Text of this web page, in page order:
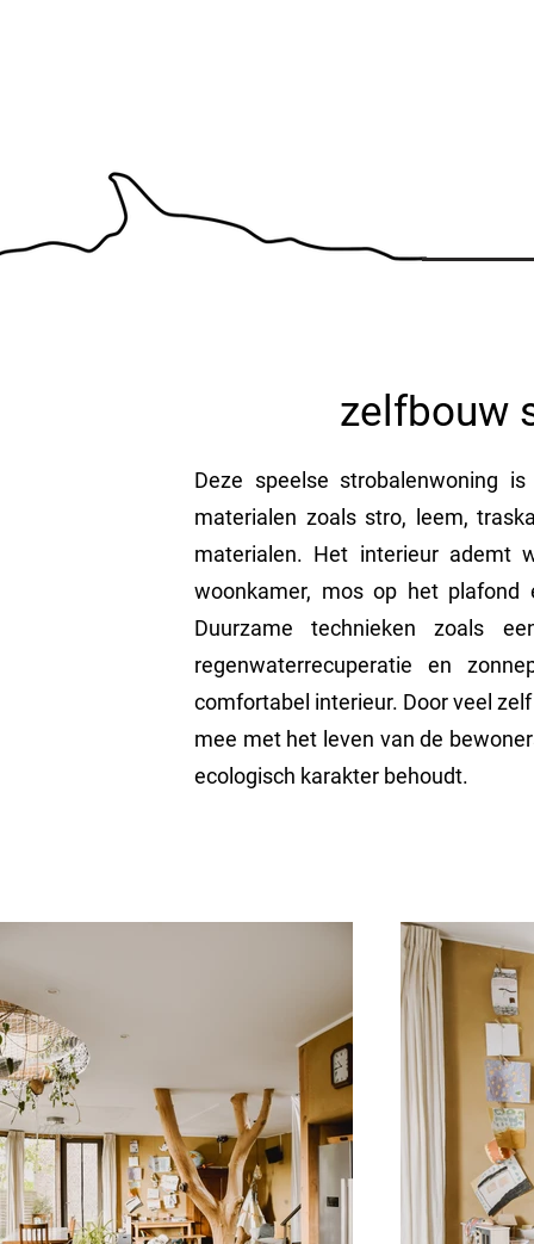
zelfbouw
Deze speelse strobalenwoning
materialen zoals stro, leem,
materialen. Het interieur ademt
woonkamer, mos op het
Duurzame technieken zoals
regenwaterrecuperatie en
comfortabel interieur. Door veel
mee met het leven van de
ecologisch karakter behoudt.